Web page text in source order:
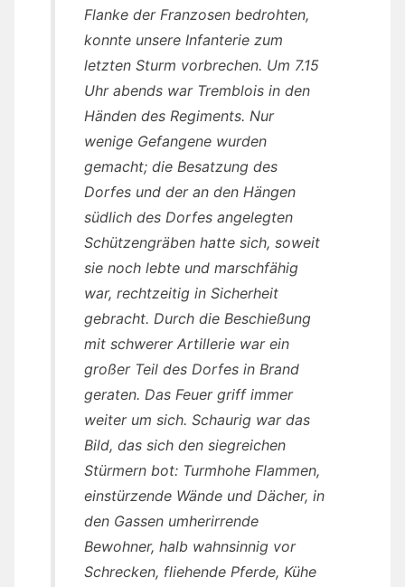
Flanke der Franzosen bedrohten,
konnte unsere Infanterie zum
letzten Sturm vorbrechen. Um 7.15
Uhr abends war Tremblois in den
Händen des Regiments. Nur
wenige Gefangene wurden
gemacht; die Besatzung des
Dorfes und der an den Hängen
südlich des Dorfes angelegten
Schützengräben hatte sich, soweit
sie noch lebte und marschfähig
war, rechtzeitig in Sicherheit
gebracht. Durch die Beschießung
mit schwerer Artillerie war ein
großer Teil des Dorfes in Brand
geraten. Das Feuer griff immer
weiter um sich. Schaurig war das
Bild, das sich den siegreichen
Stürmern bot: Turmhohe Flammen,
einstürzende Wände und Dächer, in
den Gassen umherirrende
Bewohner, halb wahnsinnig vor
Schrecken, fliehende Pferde, Kühe